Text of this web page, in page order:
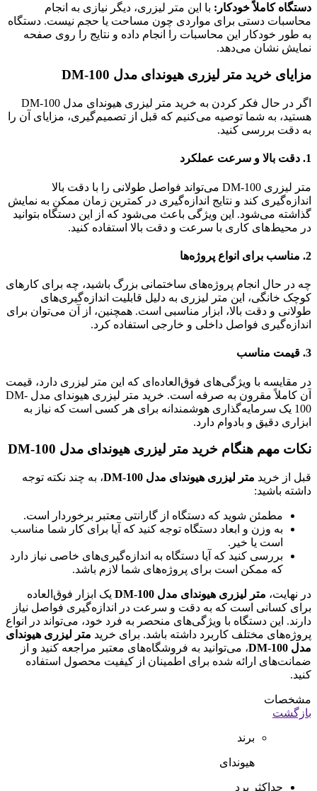
دستگاه کاملاً خودکار: با این متر لیزری، دیگر نیازی به انجام
محاسبات دستی برای مواردی چون مساحت یا حجم نیست. دستگاه
به طور خودکار این محاسبات را انجام داده و نتایج را روی صفحه
نمایش نشان می‌دهد.
مزایای خرید متر لیزری هیوندای مدل DM-100
اگر در حال فکر کردن به خرید متر لیزری هیوندای مدل DM-100
هستید، به شما توصیه می‌کنیم که قبل از تصمیم‌گیری، مزایای آن را
به دقت بررسی کنید.
1. دقت بالا و سرعت عملکرد
متر لیزری DM-100 می‌تواند فواصل طولانی را با دقت بالا
اندازه‌گیری کند و نتایج اندازه‌گیری در کمترین زمان ممکن به نمایش
گذاشته می‌شود. این ویژگی باعث می‌شود که از این دستگاه بتوانید
در محیط‌های کاری با سرعت و دقت بالا استفاده کنید.
2. مناسب برای انواع پروژه‌ها
چه در حال انجام پروژه‌های ساختمانی بزرگ باشید، چه برای کارهای
کوچک خانگی، این متر لیزری به دلیل قابلیت اندازه‌گیری‌های
طولانی و دقت بالا، ابزار مناسبی است. همچنین، از آن می‌توان برای
اندازه‌گیری فواصل داخلی و خارجی استفاده کرد.
3. قیمت مناسب
در مقایسه با ویژگی‌های فوق‌العاده‌ای که این متر لیزری دارد، قیمت
آن کاملاً مقرون به صرفه است. خرید متر لیزری هیوندای مدل DM-
100 یک سرمایه‌گذاری هوشمندانه برای هر کسی است که نیاز به
ابزاری دقیق و بادوام دارد.
نکات مهم هنگام خرید متر لیزری هیوندای مدل DM-100
قبل از خرید متر لیزری هیوندای مدل DM-100
، به چند نکته توجه
داشته باشید:
مطمئن شوید که دستگاه از گارانتی معتبر برخوردار است.
به وزن و ابعاد دستگاه توجه کنید که آیا برای کار شما مناسب
است یا خیر.
بررسی کنید که آیا دستگاه به اندازه‌گیری‌های خاصی نیاز دارد
که ممکن است برای پروژه‌های شما لازم باشد.
در نهایت، متر لیزری هیوندای مدل DM-100
یک ابزار فوق‌العاده
برای کسانی است که به دقت و سرعت در اندازه‌گیری فواصل نیاز
دارند. این دستگاه با ویژگی‌های منحصر به فرد خود، می‌تواند در انواع
پروژه‌های مختلف کاربرد داشته باشد. برای خرید متر لیزری هیوندای
مدل DM-100
، می‌توانید به فروشگاه‌های معتبر مراجعه کنید و از
ضمانت‌های ارائه شده برای اطمینان از کیفیت محصول استفاده
کنید.
مشخصات
بازگشت
برند
هیوندای
حداکثر برد